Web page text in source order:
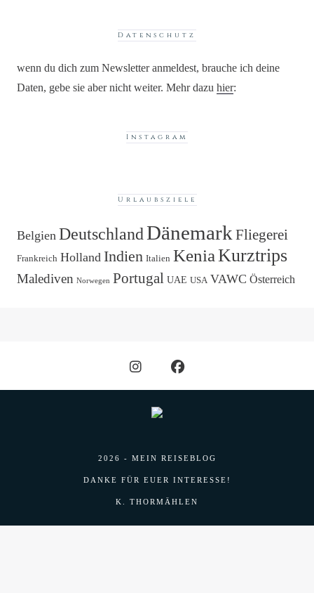
Datenschutz
wenn du dich zum Newsletter anmeldest, brauche ich deine
Daten, gebe sie aber nicht weiter. Mehr dazu hier:
Instagram
Urlaubsziele
Belgien DeutschlandDänemark Fliegerei
Frankreich Holland Indien Italien KeniaKurztrips
Malediven Norwegen Portugal UAE USA VAWC Österreich
2026 - MEIN REISEBLOG
DANKE FÜR EUER INTERESSE!
K. THORMÄHLEN